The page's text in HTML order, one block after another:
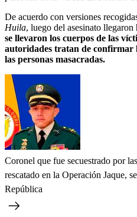
De acuerdo con versiones
Huila, luego del asesinato
se llevaron los cuerpos de las
autoridades tratan de confirmar
las personas masacradas.
Coronel que fue secuestrado por
rescatado en la Operación Jaque,
República